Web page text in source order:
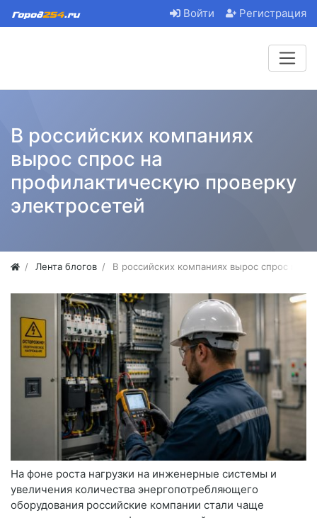
Войти Регистрация
В российских компаниях
вырос спрос на
профилактическую проверку
электросетей
Лента блогов В российских компаниях вырос спрос на
На фоне роста нагрузки на инженерные системы и
увеличения количества энергопотребляющего
оборудования российские компании стали чаще